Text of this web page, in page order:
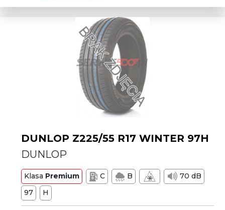
DUNLOP Z225/55 R17 WINTER 97H
DUNLOP
Klasa Premium C B
70 dB
97
H